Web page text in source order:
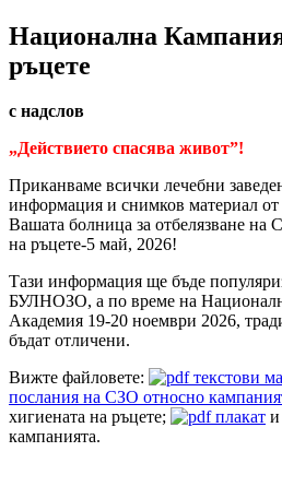
Национална
ръцете
с надслов
„Действието спасява живот”!
Приканваме всички лечебни
информация и снимков материал
Вашата болница за отбелязване на
на ръцете-5 май, 2026!
Тази информация ще бъде
БУЛНОЗО, а по време на
Академия 19-20 ноември 2026,
бъдат отличени.
Вижте файловете:
текстови
послания на СЗО относно
хигиената на ръцете;
плакат и
кампанията.